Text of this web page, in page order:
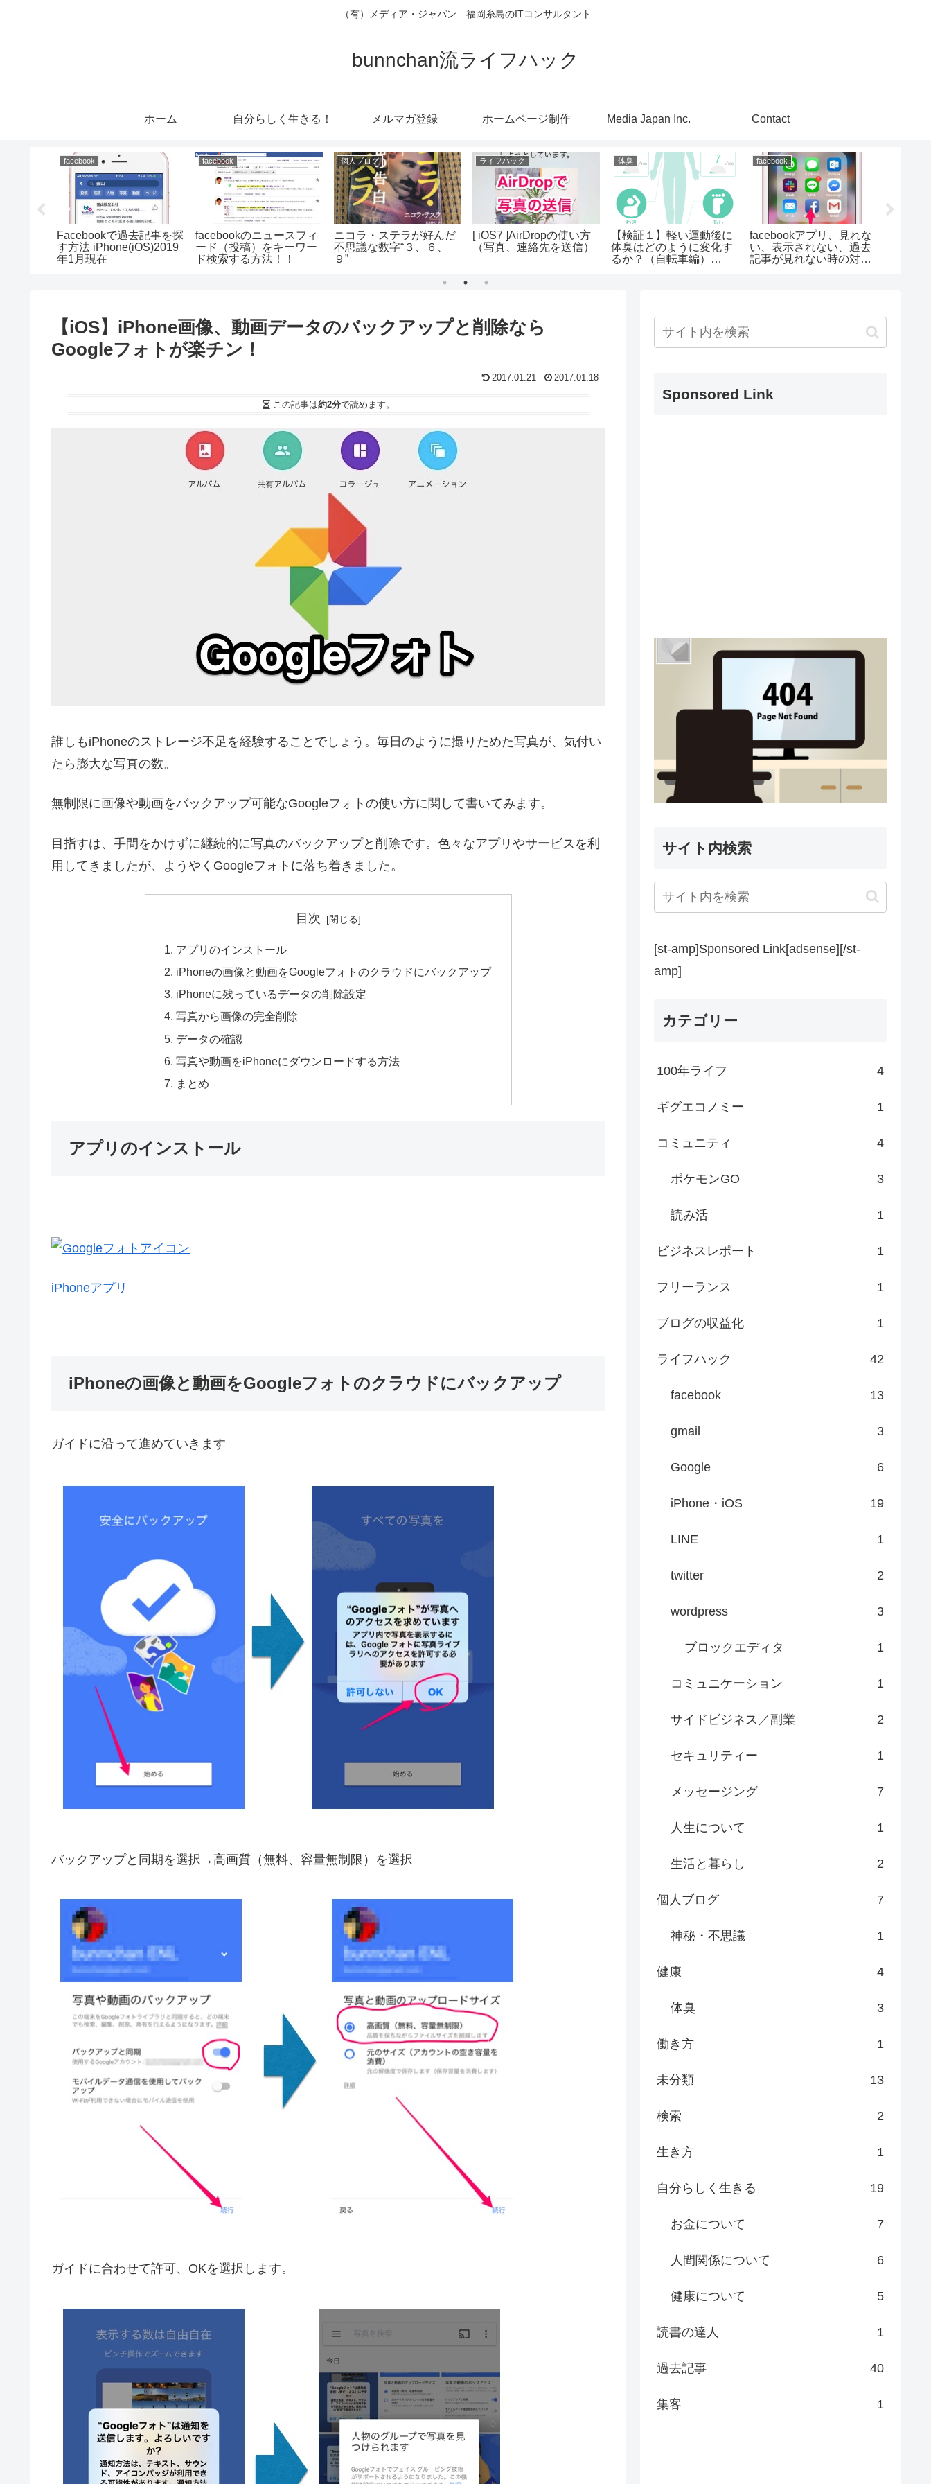
（有）メディア・ジャパン 福岡糸島のITコンサルタント
bunnchan流ライフハック
ホーム 自分らしく生きる！ メルマガ登録 ホームページ制作 Media Japan Inc. Contact
facebook
Facebookで過去記事を探
す方法 iPhone(iOS)2019
年1月現在
facebook
facebookのニュースフィ
ード（投稿）をキーワー
ド検索する方法！！
個人ブログ
ニコラ・ステラが好んだ
不思議な数字“３、６、
９”
ライフハック
[ iOS7 ]AirDropの使い方
（写真、連絡先を送信）
体臭
【検証１】軽い運動後に
体臭はどのように変化す
るか？（自転車編）
facebook
facebookアプリ、見れな
い、表示されない、過去
記事が見れない時の対処
【iOS】iPhone画像、動画データのバックアップと削除なら
Googleフォトが楽チン！
2017.01.21 2017.01.18
この記事は約2分で読めます。
誰しもiPhoneのストレージ不足を経験することでしょう。毎日のように撮りためた写真が、気付い
たら膨大な写真の数。
無制限に画像や動画をバックアップ可能なGoogleフォトの使い方に関して書いてみます。
目指すは、手間をかけずに継続的に写真のバックアップと削除です。色々なアプリやサービスを利
用してきましたが、ようやくGoogleフォトに落ち着きました。
目次
アプリのインストール
iPhoneの画像と動画をGoogleフォトのクラウドにバックアップ
iPhoneに残っているデータの削除設定
写真から画像の完全削除
データの確認
写真や動画をiPhoneにダウンロードする方法
まとめ
アプリのインストール
iPhoneアプリ
iPhoneの画像と動画をGoogleフォトのクラウドにバックアップ
ガイドに沿って進めていきます
バックアップと同期を選択→高画質（無料、容量無制限）を選択
ガイドに合わせて許可、OKを選択します。
Sponsored Link
サイト内検索
[st-amp]Sponsored Link[adsense][/st-
amp]
カテゴリー
100年ライフ 4
ギグエコノミー 1
コミュニティ 4
ポケモンGO 3
読み活 1
ビジネスレポート 1
フリーランス 1
ブログの収益化 1
ライフハック 42
facebook 13
gmail 3
Google 6
iPhone・iOS 19
LINE 1
twitter 2
wordpress 3
ブロックエディタ 1
コミュニケーション 1
サイドビジネス／副業 2
セキュリティー 1
メッセージング 7
人生について 1
生活と暮らし 2
個人ブログ 7
神秘・不思議 1
健康 4
体臭 3
働き方 1
未分類 13
検索 2
生き方 1
自分らしく生きる 19
お金について 7
人間関係について 6
健康について 5
読書の達人 1
過去記事 40
集客 1